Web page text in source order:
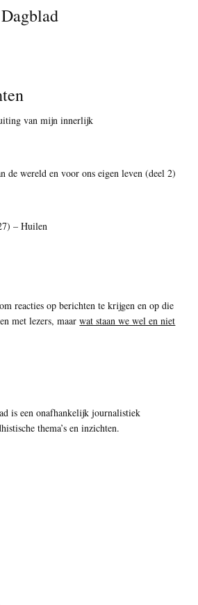
van mijn innerlijk
de wereld en voor ons eigen leven (deel 2)
– Huilen
reacties op berichten te krijgen en op die
met lezers, maarwat staan we wel en niet
is een onafhankelijk journalistiek
thema’s en inzichten.